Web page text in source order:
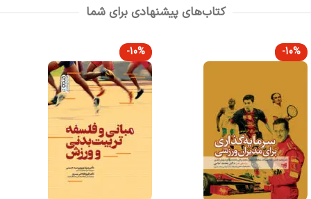
کتاب‌های پیشنهادی برای شما
-10%
-10%